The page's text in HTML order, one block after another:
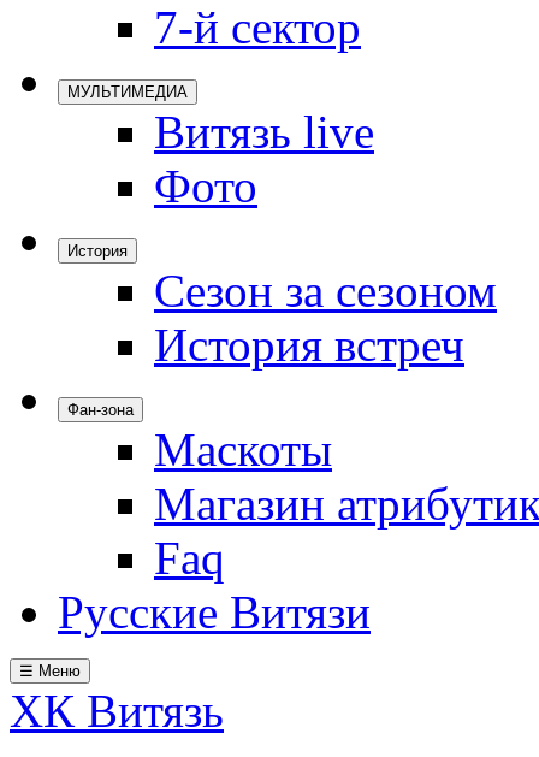
7-й сектор
МУЛЬТИМЕДИА
Витязь live
Фото
История
Сезон за сезоном
История встреч
Фан-зона
Маскоты
Магазин
Faq
Русские Витязи
☰ Меню
ХК Витязь